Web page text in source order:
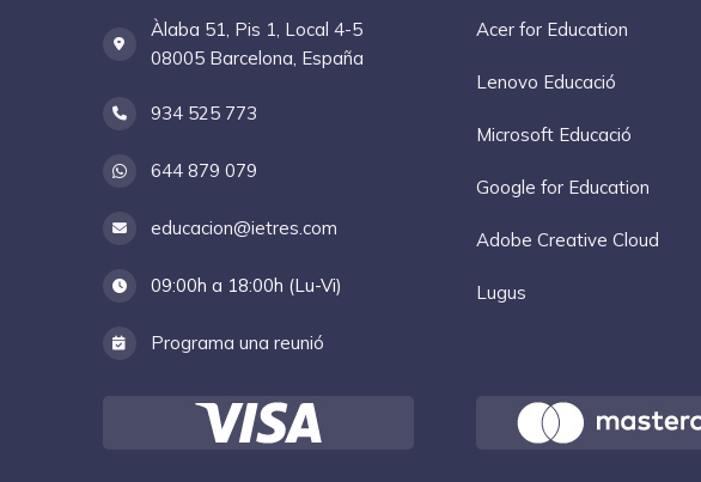
Àlaba 51, Pis 1, Local 4-5
08005 Barcelona, España
934 525 773
644 879 079
educacion@ietres.com
09:00h a 18:00h (Lu-Vi)
Programa una reunió
Acer for Education
Lenovo Educació
Microsoft Educació
Google for Education
Adobe Creative Cloud
Lugus